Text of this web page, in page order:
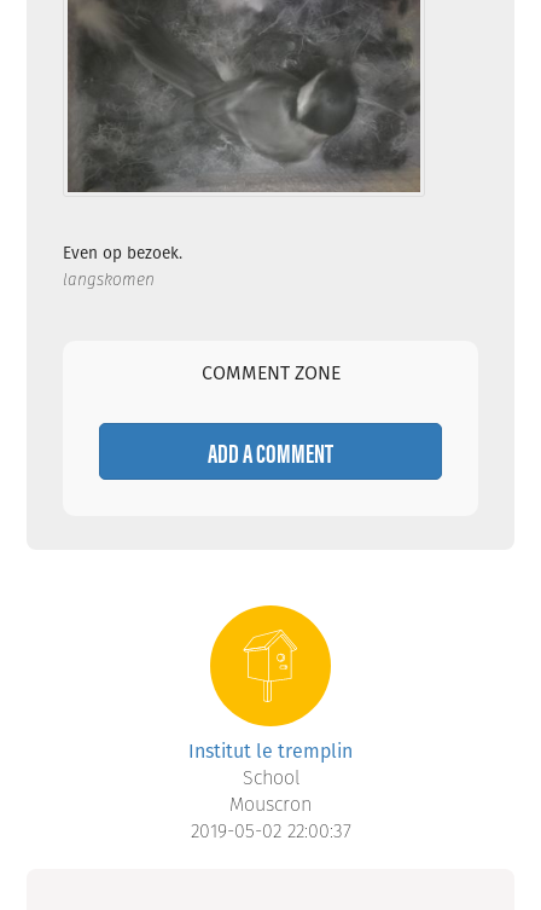
Even op bezoek.
langskomen
COMMENT ZONE
ADD A COMMENT
Institut le tremplin
School
Mouscron
2019-05-02 22:00:37